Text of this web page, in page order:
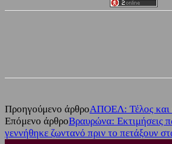
Προηγούμενο άρθροΑΠΟΕΛ: Τέλος και
Επόμενο άρθροΒραυρώνα: Εκτιμήσεις
γεννήθηκε ζωντανό πριν το πετάξουν